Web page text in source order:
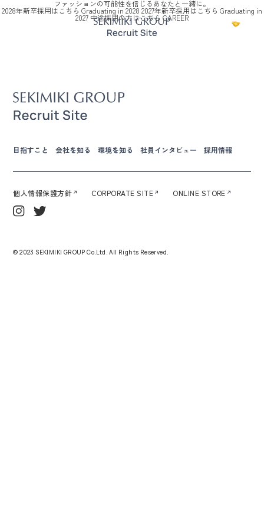
ファッションの可能性を信じるあなたと一緒に。
2028年新卒採用はこちら Graduating in 2028 2027年新卒採用はこちら Graduating in
2027 中途採用の方はこちら CAREER
目指すこと 会社を知る 環境を知る 社員インタビュー 採用情報
© 2023 SEKIMIKI GROUP Co.Ltd. All Rights Reserved.
個人情報保護方針 CORPORATE SITE ONLINE STORE